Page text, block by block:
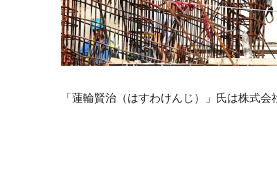
「蓮輪賢治（はすわけんじ）」氏は株式会